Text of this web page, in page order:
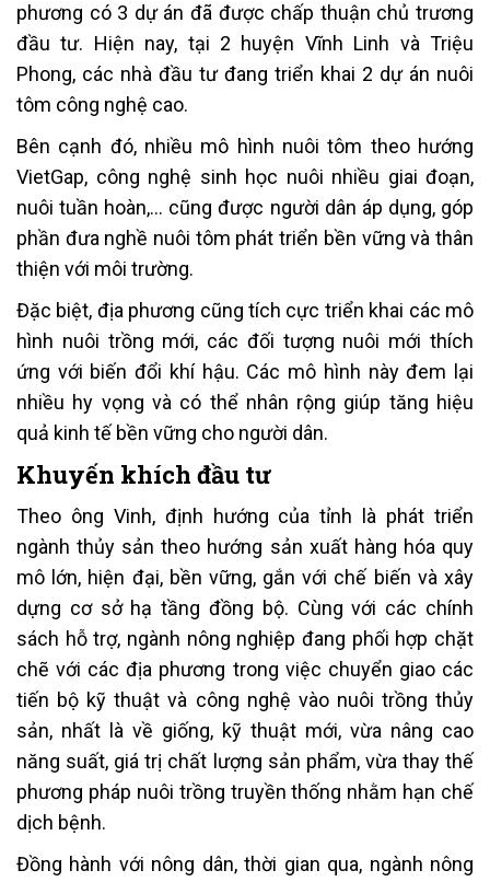
phương có 3 dự án đã được chấp thuận chủ trương
đầu tư. Hiện nay, tại 2 huyện Vĩnh Linh và Triệu
Phong, các nhà đầu tư đang triển khai 2 dự án nuôi
tôm công nghệ cao.
Bên cạnh đó, nhiều mô hình nuôi tôm theo hướng
VietGap, công nghệ sinh học nuôi nhiều giai đoạn,
nuôi tuần hoàn,… cũng được người dân áp dụng, góp
phần đưa nghề nuôi tôm phát triển bền vững và thân
thiện với môi trường.
Đặc biệt, địa phương cũng tích cực triển khai các mô
hình nuôi trồng mới, các đối tượng nuôi mới thích
ứng với biến đổi khí hậu. Các mô hình này đem lại
nhiều hy vọng và có thể nhân rộng giúp tăng hiệu
quả kinh tế bền vững cho người dân.
Khuyến khích đầu tư
Theo ông Vinh, định hướng của tỉnh là phát triển
ngành thủy sản theo hướng sản xuất hàng hóa quy
mô lớn, hiện đại, bền vững, gắn với chế biến và xây
dựng cơ sở hạ tầng đồng bộ. Cùng với các chính
sách hỗ trợ, ngành nông nghiệp đang phối hợp chặt
chẽ với các địa phương trong việc chuyển giao các
tiến bộ kỹ thuật và công nghệ vào nuôi trồng thủy
sản, nhất là về giống, kỹ thuật mới, vừa nâng cao
năng suất, giá trị chất lượng sản phẩm, vừa thay thế
phương pháp nuôi trồng truyền thống nhằm hạn chế
dịch bệnh.
Đồng hành với nông dân, thời gian qua, ngành nông